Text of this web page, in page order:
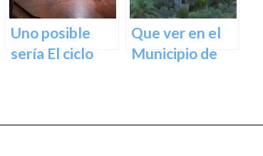
Uno posible
sería El ciclo
Que ver en el
Municipio de